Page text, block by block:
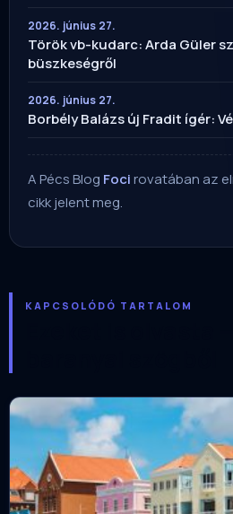
2026. június 27.
Török vb-kudarc: Arda Güler
büszkeségről
2026. június 27.
Borbély Balázs új Fradit ígér:
A Pécs Blog Focirovatában az
cikk jelent meg.
KAPCSOLÓDÓ TARTALOM